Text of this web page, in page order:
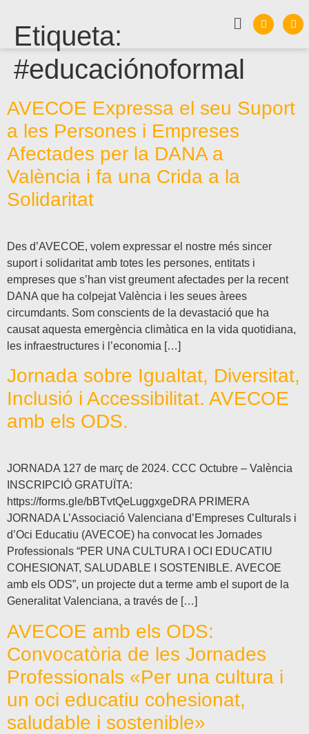
Etiqueta:
#educaciónoformal
AVECOE Expressa el seu Suport
a les Persones i Empreses
Afectades per la DANA a
València i fa una Crida a la
Solidaritat
Des d’AVECOE, volem expressar el nostre més sincer
suport i solidaritat amb totes les persones, entitats i
empreses que s’han vist greument afectades per la recent
DANA que ha colpejat València i les seues àrees
circumdants. Som conscients de la devastació que ha
causat aquesta emergència climàtica en la vida quotidiana,
les infraestructures i l’economia […]
Jornada sobre Igualtat, Diversitat,
Inclusió i Accessibilitat. AVECOE
amb els ODS.
JORNADA 127 de març de 2024. CCC Octubre – València
INSCRIPCIÓ GRATUÏTA:
https://forms.gle/bBTvtQeLuggxgeDRA PRIMERA
JORNADA L’Associació Valenciana d’Empreses Culturals i
d’Oci Educatiu (AVECOE) ha convocat les Jornades
Professionals “PER UNA CULTURA I OCI EDUCATIU
COHESIONAT, SALUDABLE I SOSTENIBLE. AVECOE
amb els ODS”, un projecte dut a terme amb el suport de la
Generalitat Valenciana, a través de […]
AVECOE amb els ODS:
Convocatòria de les Jornades
Professionals «Per una cultura i
un oci educatiu cohesionat,
saludable i sostenible»